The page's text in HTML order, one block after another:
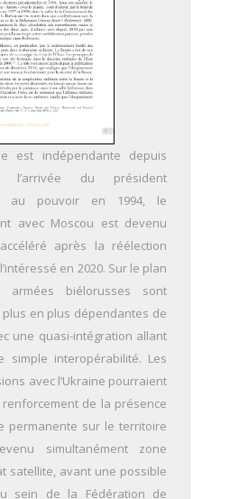
est indépendante depuis
l’arrivée du président
au pouvoir en 1994, le
avec Moscou est devenu
après la réélection
en 2020. Sur le plan
armées biélorusses sont
en plus dépendantes de
une quasi-intégration allant
simple interopérabilité. Les
avec l’Ukraine pourraient
de la présence
permanente sur le territoire
simultanément zone
satellite, avant une possible
sein de la Fédération de